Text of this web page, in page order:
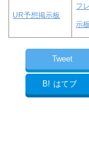
UR予想掲示板
フ
示板
Tweet
B! はてブ